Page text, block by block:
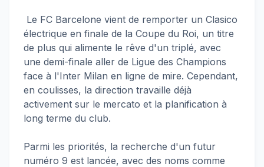
Le FC Barcelone vient de remporter un Clasico
électrique en finale de la Coupe du Roi, un titre
de plus qui alimente le rêve d'un triplé, avec
une demi-finale aller de Ligue des Champions
face à l'Inter Milan en ligne de mire. Cependant,
en coulisses, la direction travaille déjà
activement sur le mercato et la planification à
long terme du club.
Parmi les priorités, la recherche d'un futur
numéro 9 est lancée, avec des noms comme